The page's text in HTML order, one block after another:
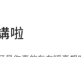
啦